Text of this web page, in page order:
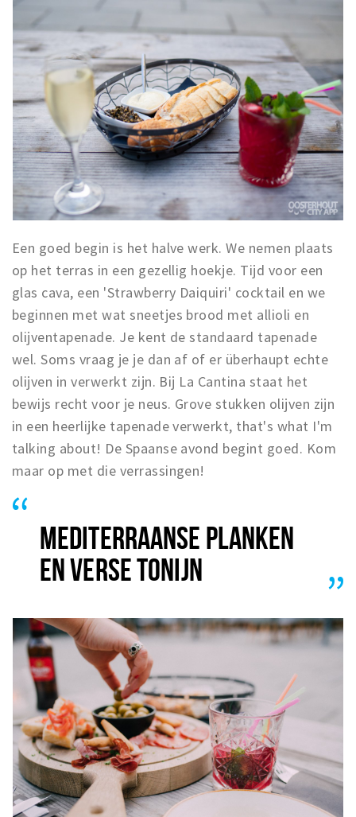
Een goed begin is het halve werk. We nemen plaats
op het terras in een gezellig hoekje. Tijd voor een
glas cava, een 'Strawberry Daiquiri' cocktail en we
beginnen met wat sneetjes brood met allioli en
olijventapenade. Je kent de standaard tapenade
wel. Soms vraag je je dan af of er überhaupt echte
olijven in verwerkt zijn. Bij La Cantina staat het
bewijs recht voor je neus. Grove stukken olijven zijn
in een heerlijke tapenade verwerkt, that's what I'm
talking about! De Spaanse avond begint goed. Kom
maar op met die verrassingen!
MEDITERRAANSE PLANKEN
EN VERSE TONIJN